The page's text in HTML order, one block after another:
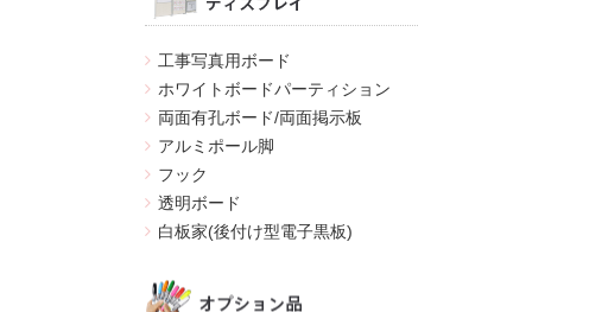
工事写真用ボード
ホワイトボードパーティション
両面有孔ボード/両面掲示板
アルミポール脚
フック
透明ボード
白板家(後付け型電子黒板)